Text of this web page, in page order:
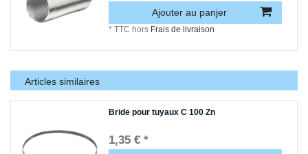
Ajouter au panjer
*TTC hors Frais de livraison
Articles similaires
Bride pour tuyaux C 100 Zn
1,35 € *